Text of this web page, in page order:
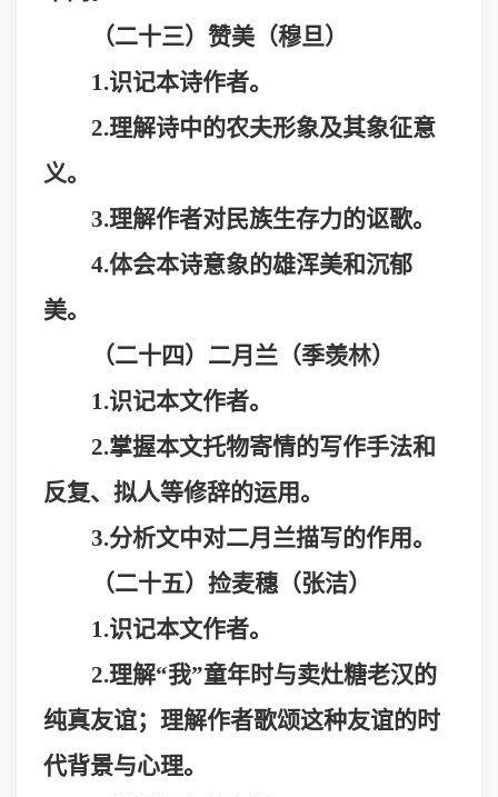
（二十三） 赞美（穆旦）
1.识记本诗作者。
2.理解诗中的农夫形象及其象征意
义。
3.理解作者对民族生存力的讴歌。
4.体会本诗意象的雄浑美和沉郁
美。
（二十四）二月兰（季羡林）
1.识记本文作者。
2.掌握本文托物寄情的写作手法和
反复、拟人等修辞的运用。
3.分析文中对二月兰描写的作用。
（二十五）捡麦穗（张洁）
1.识记本文作者。
2.理解“我”童年时与卖灶糖老汉的
纯真友谊；理解作者歌颂这种友谊的时
代背景与心理。